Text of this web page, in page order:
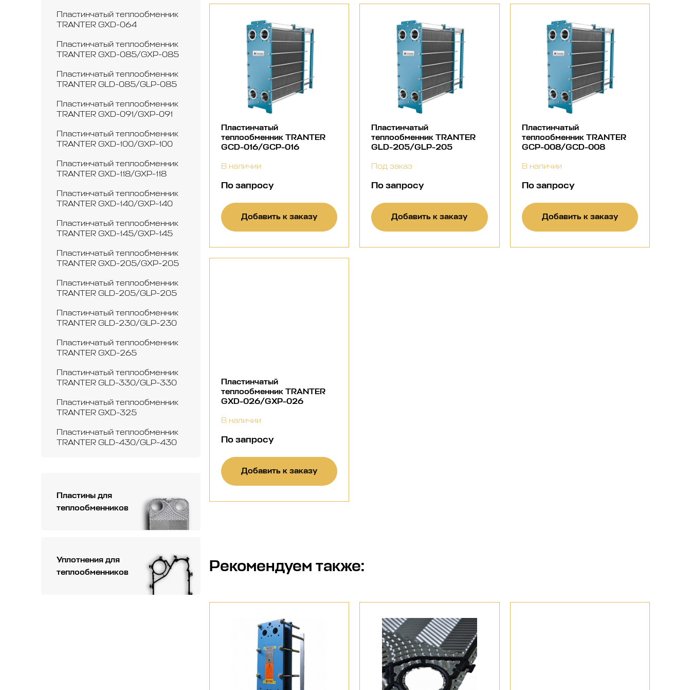
Пластинчатый теплообменник
TRANTER GXD-064
Пластинчатый теплообменник
TRANTER GXD-085/GXP-085
Пластинчатый теплообменник
TRANTER GLD-085/GLP-085
Пластинчатый теплообменник
TRANTER GXD-091/GXP-091
Пластинчатый теплообменник
TRANTER GXD-100/GXP-100
Пластинчатый теплообменник
TRANTER GXD-118/GXP-118
Пластинчатый теплообменник
TRANTER GXD-140/GXP-140
Пластинчатый теплообменник
TRANTER GXD-145/GXP-145
Пластинчатый теплообменник
TRANTER GXD-205/GXP-205
Пластинчатый теплообменник
TRANTER GLD-205/GLP-205
Пластинчатый теплообменник
TRANTER GLD-230/GLP-230
Пластинчатый теплообменник
TRANTER GXD-265
Пластинчатый теплообменник
TRANTER GLD-330/GLP-330
Пластинчатый теплообменник
TRANTER GXD-325
Пластинчатый теплообменник
TRANTER GLD-430/GLP-430
Пластины для
теплообменников
Уплотнения для
теплообменников
Пластинчатый
теплообменник TRANTER
GCD-016/GCP-016
В наличии
По запросу
Добавить к заказу
Пластинчатый
теплообменник TRANTER
GLD-205/GLP-205
Под заказ
По запросу
Добавить к заказу
Пластинчатый
теплообменник TRANTER
GCP-008/GCD-008
В наличии
По запросу
Добавить к заказу
Пластинчатый
теплообменник TRANTER
GXD-026/GXP-026
В наличии
По запросу
Добавить к заказу
Рекомендуем также: